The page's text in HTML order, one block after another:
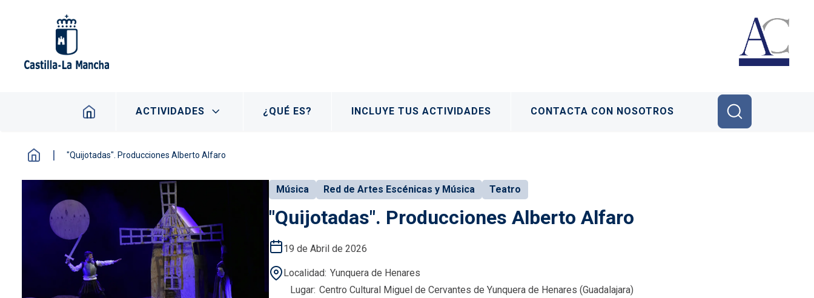
Navegación principal
ACTIVIDADES ¿QUÉ ES? INCLUYE TUS ACTIVIDADES CONTACTA CON NOSOTROS
"Quijotadas". Producciones Alberto Alfaro
Música Red de Artes Escénicas y Música Teatro
"Quijotadas". Producciones Alberto Alfaro
19 de Abril de 2026
Localidad Yunquera de Henares
Lugar Centro Cultural Miguel de Cervantes de Yunquera de Henares (Guadalajara)